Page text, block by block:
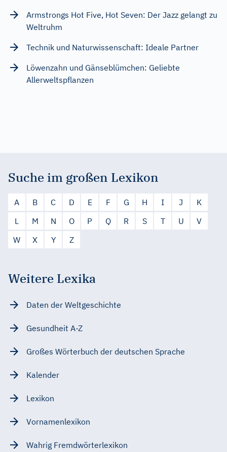
Armstrongs Hot Five, Hot Seven: Der Jazz gelangt zu
Weltruhm
Technik und Naturwissenschaft: Ideale Partner
Löwenzahn und Gänseblümchen: Geliebte
Allerweltspflanzen
Suche im großen Lexikon
A B C D E F G H I J
K
L
M N O P Q R S T U
V
W
X Y Z
Weitere Lexika
Daten der Weltgeschichte
Gesundheit A-Z
Großes Wörterbuch der deutschen Sprache
Kalender
Lexikon
Vornamenlexikon
Wahrig Fremdwörterlexikon